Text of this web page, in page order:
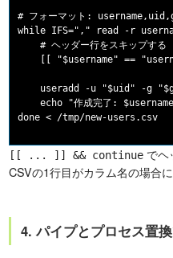
# フォーマット:
while IFS="," read -r
    # ヘッダー行をスキップする
[[ "$username" ==
useradd -u "$uid" -g
echo "作成完了:
[[ ... ]] && continue でヘ
CSVの1行目がカラム名の場合
4. パイプとプロセス置